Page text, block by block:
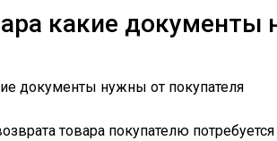
какие документы
товара покупателю